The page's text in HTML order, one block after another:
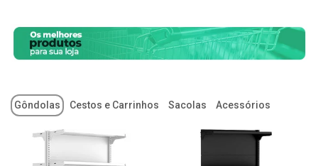
Gôndolas Cestos e Carrinhos Sacolas Acessórios